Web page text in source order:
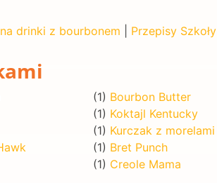
drinki z bourbonem Przepisy
(1) Bourbon Butter
(1) Koktajl Kentucky
(1) Kurczak z morelami
(1) Bret Punch
(1) Creole Mama